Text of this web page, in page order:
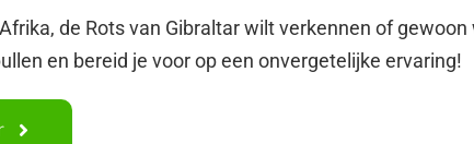
de Rots van Gibraltar wilt verkennen of
en bereid je voor op een onvergetelijke ervaring!